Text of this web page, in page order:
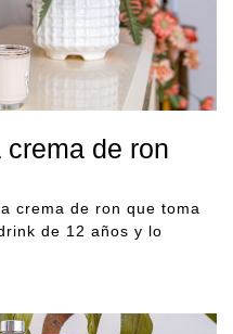
de ron
crema de ron que toma
de 12 años y lo